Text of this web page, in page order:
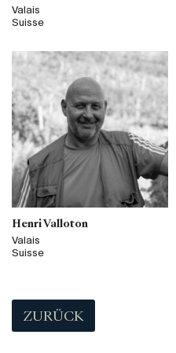
Valais
Suisse
Henri Valloton
Valais
Suisse
ZURÜCK